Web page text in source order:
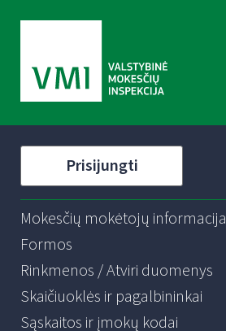
Prisijungti
Mokesčių mokėtojų informacija
Formos
Rinkmenos / Atviri duomenys
Skaičiuoklės ir pagalbininkai
Sąskaitos ir įmokų kodai